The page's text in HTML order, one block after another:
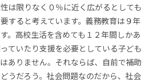
は限りなく０％に近く広がるとしても
すると考えています。義務教育は９年
。高校生活を含めても１２年間しかあ
ていたり支援を必要としている子ども
ありません。それならば、自前で補助
うだろう。社会問題なのだから、社会